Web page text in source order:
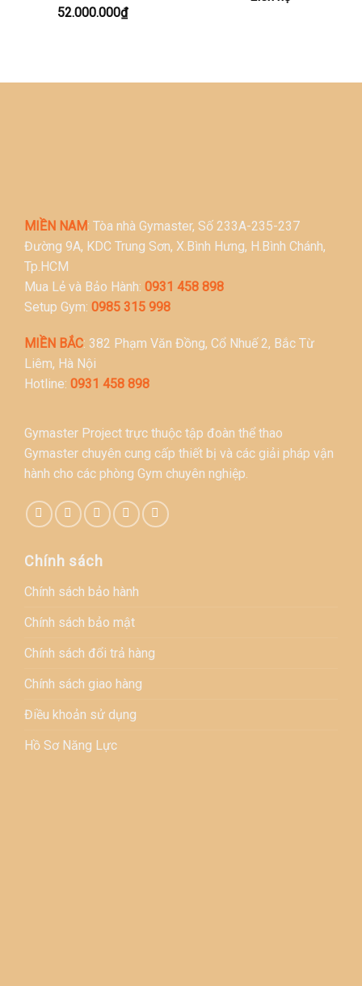
52.000.000₫
MIỀN NAM: Tòa nhà Gymaster, Số 233A-235-237
Đường 9A, KDC Trung Sơn, X.Bình Hưng, H.Bình Chánh,
Tp.HCM
Mua Lẻ và Bảo Hành: 0931 458 898
Setup Gym: 0985 315 998
MIỀN BẮC: 382 Phạm Văn Đồng, Cổ Nhuế 2, Bắc Từ
Liêm, Hà Nội
Hotline: 0931 458 898
Gymaster Project trực thuộc tập đoàn thể thao
Gymaster chuyên cung cấp thiết bị và các giải pháp vận
hành cho các phòng Gym chuyên nghiệp.
Chính sách
Chính sách bảo hành
Chính sách bảo mật
Chính sách đổi trả hàng
Chính sách giao hàng
Điều khoản sử dụng
Hồ Sơ Năng Lực